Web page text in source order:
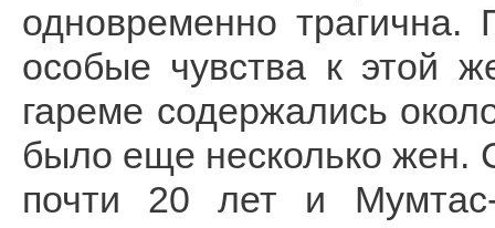
одновременно трагична.
особые чувства к этой
гареме содержались
было еще несколько жен.
почти 20 лет и